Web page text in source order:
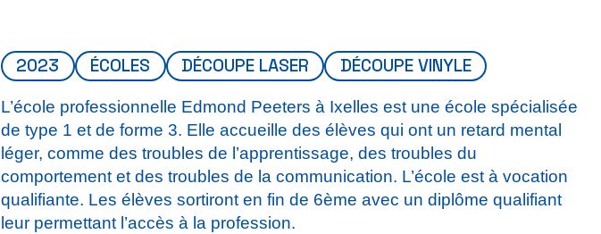
2023 ÉCOLES DÉCOUPE LASER DÉCOUPE VINYLE
L’école professionnelle Edmond Peeters à Ixelles est une école spécialisée
de type 1 et de forme 3. Elle accueille des élèves qui ont un retard mental
léger, comme des troubles de l’apprentissage, des troubles du
comportement et des troubles de la communication. L’école est à vocation
qualifiante. Les élèves sortiront en fin de 6ème avec un diplôme qualifiant
leur permettant l’accès à la profession.